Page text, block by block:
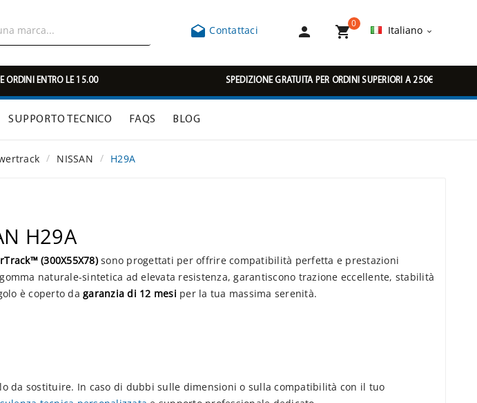
 Contattaci  
0
Italiano 
ORDINI ENTRO LE 15.00 SPEDIZIONE GRATUITA PER ORDINI SUPERIORI A 250€
SUPPORTO TECNICO FAQS BLOG
NISSAN H29A
H29A
(300X55X78)sono progettati per offrire compatibilità perfetta e prestazioni
naturale-sintetica ad elevata resistenza, garantiscono trazione eccellente, stabilità
è coperto da garanzia di 12 mesi per la tua massima serenità.
da sostituire. In caso di dubbi sulle dimensioni o sulla compatibilità con il tuo